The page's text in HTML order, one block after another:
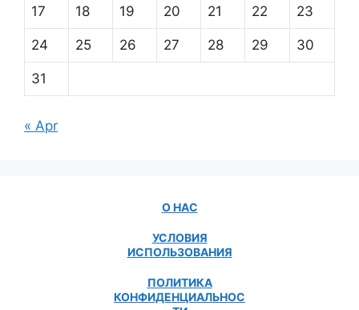
17 18 19 20 21 22 23
24 25 26 27 28 29 30
31
« Apr
О НАС
УСЛОВИЯ
ИСПОЛЬЗОВАНИЯ
ПОЛИТИКА
КОНФИДЕНЦИАЛЬНОС